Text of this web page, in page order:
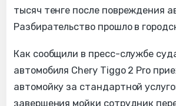
тысяч тенге после повреждения
Разбирательство прошло в
Как сообщили в пресс-службе
автомобиля Chery Tiggo 2 Pro
автомойку за стандартной
завершения мойки сотрудник